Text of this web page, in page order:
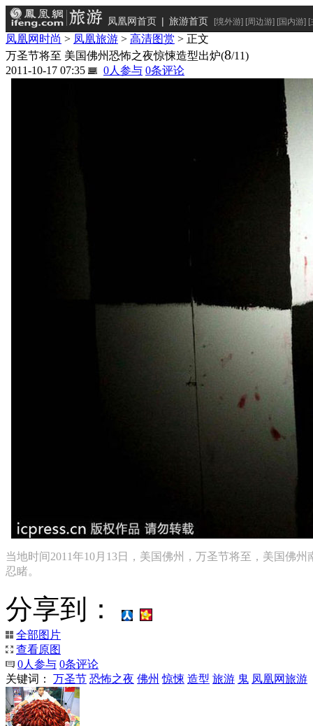
凤凰网首页 | 旅游首页 [境外游] [周边游] [国内游] [
凤凰网时尚 > 凤凰旅游 > 高清图赏 > 正文
万圣节将至 美国佛州恐怖之夜惊悚造型出炉(8/11)
2011-10-17 07:35
0人参与 0条评论
当地时间2011年10月13日，美国佛州，万圣节将至，美国佛
忍睹。
分享到：
全部图片
查看原图
0人参与 0条评论
关键词： 万圣节 恐怖之夜 佛州 惊悚 造型 旅游 鬼 凤凰网旅游